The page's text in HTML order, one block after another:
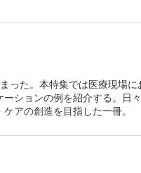
とのコ
った。本特集では医療現場
ションの例を紹介する。日
アの創造を目指した一冊。